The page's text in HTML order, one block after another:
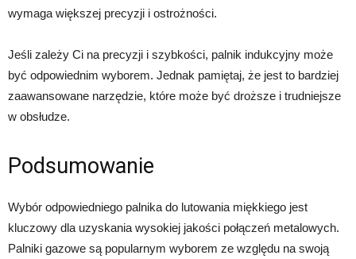
wymaga większej precyzji i ostrożności.
Jeśli zależy Ci na precyzji i szybkości, palnik indukcyjny może
być odpowiednim wyborem. Jednak pamiętaj, że jest to bardziej
zaawansowane narzędzie, które może być droższe i trudniejsze
w obsłudze.
Podsumowanie
Wybór odpowiedniego palnika do lutowania miękkiego jest
kluczowy dla uzyskania wysokiej jakości połączeń metalowych.
Palniki gazowe są popularnym wyborem ze względu na swoją